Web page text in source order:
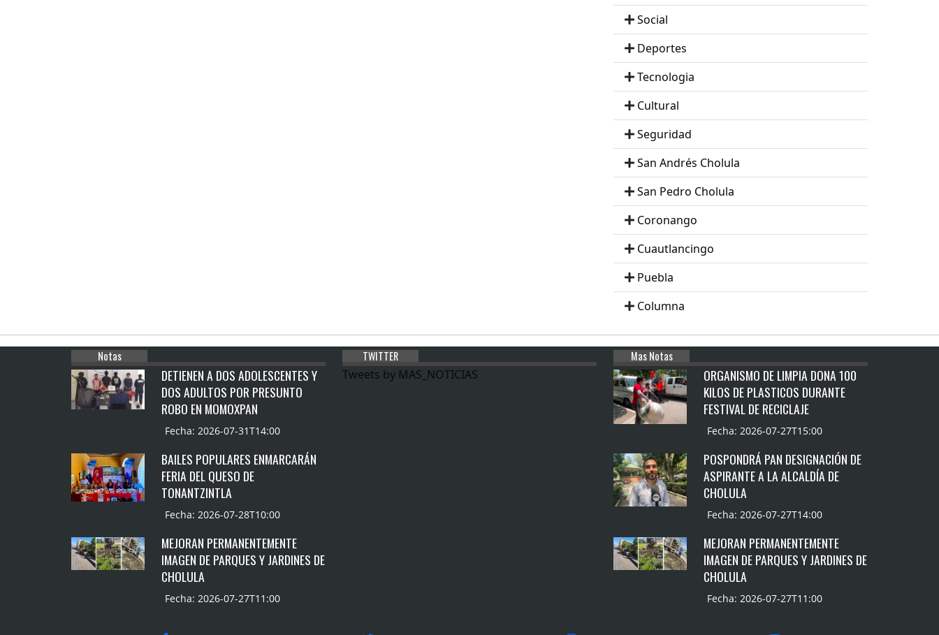
Social
Deportes
Tecnologia
Cultural
Seguridad
San Andrés Cholula
San Pedro Cholula
Coronango
Cuautlancingo
Puebla
Columna
Notas
DETIENEN A DOS ADOLESCENTES Y
DOS ADULTOS POR PRESUNTO
ROBO EN MOMOXPAN
Fecha: 2026-07-31T14:00
BAILES POPULARES ENMARCARÁN
FERIA DEL QUESO DE
TONANTZINTLA
Fecha: 2026-07-28T10:00
MEJORAN PERMANENTEMENTE
IMAGEN DE PARQUES Y JARDINES DE
CHOLULA
Fecha: 2026-07-27T11:00
TWITTER
Tweets by MAS_NOTICIAS
Mas Notas
ORGANISMO DE LIMPIA DONA 100
KILOS DE PLASTICOS DURANTE
FESTIVAL DE RECICLAJE
Fecha: 2026-07-27T15:00
POSPONDRÁ PAN DESIGNACIÓN DE
ASPIRANTE A LA ALCALDÍA DE
CHOLULA
Fecha: 2026-07-27T14:00
MEJORAN PERMANENTEMENTE
IMAGEN DE PARQUES Y JARDINES DE
CHOLULA
Fecha: 2026-07-27T11:00